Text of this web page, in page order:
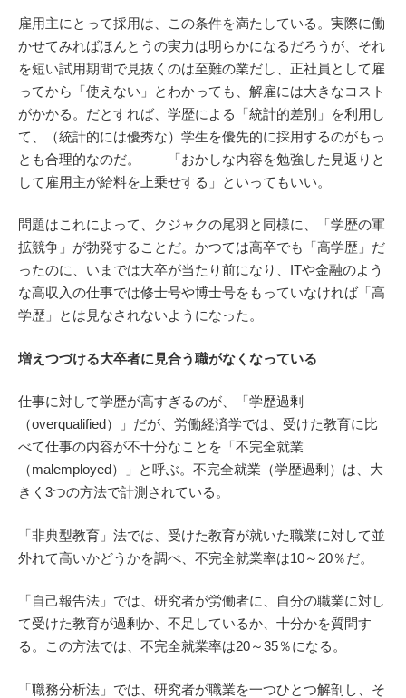
雇用主にとって採用は、この条件を満たしている。実際に働
かせてみればほんとうの実力は明らかになるだろうが、それ
を短い試用期間で見抜くのは至難の業だし、正社員として雇
ってから「使えない」とわかっても、解雇には大きなコスト
がかかる。だとすれば、学歴による「統計的差別」を利用し
て、（統計的には優秀な）学生を優先的に採用するのがもっ
とも合理的なのだ。――「おかしな内容を勉強した見返りと
して雇用主が給料を上乗せする」といってもいい。
問題はこれによって、クジャクの尾羽と同様に、「学歴の軍
拡競争」が勃発することだ。かつては高卒でも「高学歴」だ
ったのに、いまでは大卒が当たり前になり、ITや金融のよう
な高収入の仕事では修士号や博士号をもっていなければ「高
学歴」とは見なされないようになった。
増えつづける大卒者に見合う職がなくなっている
仕事に対して学歴が高すぎるのが、「学歴過剰
（overqualified）」だが、労働経済学では、受けた教育に比
べて仕事の内容が不十分なことを「不完全就業
（malemployed）」と呼ぶ。不完全就業（学歴過剰）は、大
きく3つの方法で計測されている。
「非典型教育」法では、受けた教育が就いた職業に対して並
外れて高いかどうかを調べ、不完全就業率は10～20％だ。
「自己報告法」では、研究者が労働者に、自分の職業に対し
て受けた教育が過剰か、不足しているか、十分かを質問す
る。この方法では、不完全就業率は20～35％になる。
「職務分析法」では、研究者が職業を一つひとつ解剖し、そ